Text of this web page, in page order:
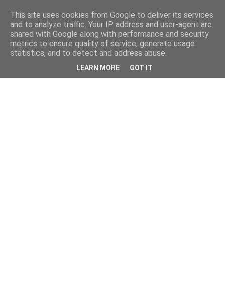
This site uses cookies from Google to deliver its services
and to analyze traffic. Your IP address and user-agent are
shared with Google along with performance and security
metrics to ensure quality of service, generate usage
statistics, and to detect and address abuse.
LEARN MORE GOT IT